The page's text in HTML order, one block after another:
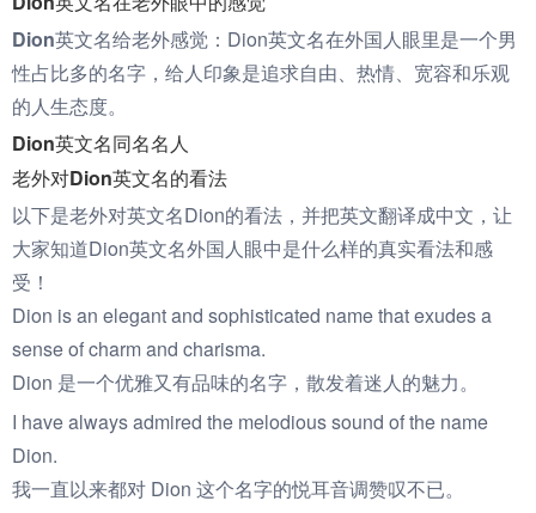
Dion英文名给老外感觉： Dion英文名在外国人眼里是一个男
性占比多的名字，给人印象是追求自由、热情、宽容和乐观
的人生态度。
Dion英文名同名名人
老外对Dion英文名的看法
以下是老外对英文名Dion的看法，并把英文翻译成中文，让
大家知道Dion英文名外国人眼中是什么样的真实看法和感
受！
Dion is an elegant and sophisticated name that exudes a
sense of charm and charisma.
Dion 是一个优雅又有品味的名字，散发着迷人的魅力。
I have always admired the melodious sound of the name
Dion.
我一直以来都对 Dion 这个名字的悦耳音调赞叹不已。